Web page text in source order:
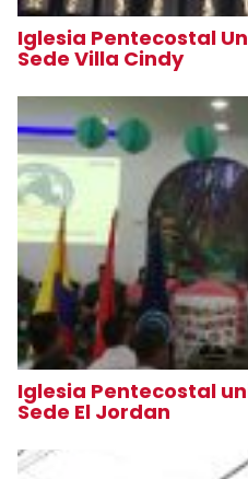
Iglesia Pentecostal
Sede Villa Cindy
Iglesia Pentecostal
Sede El Jordan